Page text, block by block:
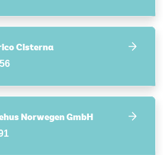
Cisterna
Norwegen GmbH